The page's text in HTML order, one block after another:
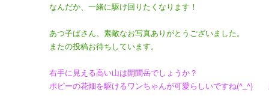
なんだか、一緒に駆け回りたくなります！
あつ子ばさん、素敵なお写真ありがとうございました。
またの投稿お待ちしています。
右手に見える高い山は開聞岳でしょうか？
ポピーの花畑を駆けるワンちゃんが可愛らしいですね(^_^)